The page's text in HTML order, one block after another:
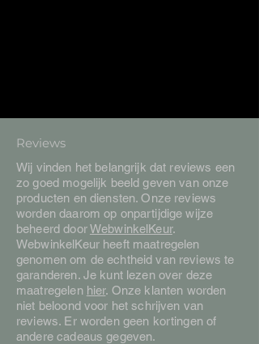
Reviews
Wij vinden het belangrijk dat reviews een
zo goed mogelijk beeld geven van onze
producten en diensten. Onze reviews
worden daarom op onpartijdige wijze
beheerd doorWebwinkelKeur.
WebwinkelKeur heeft maatregelen
genomen om de echtheid van reviews te
garanderen. Je kunt lezen over deze
maatregelen hier. Onze klanten worden
niet beloond voor het schrijven van
reviews. Er worden geen kortingen of
andere cadeaus gegeven.